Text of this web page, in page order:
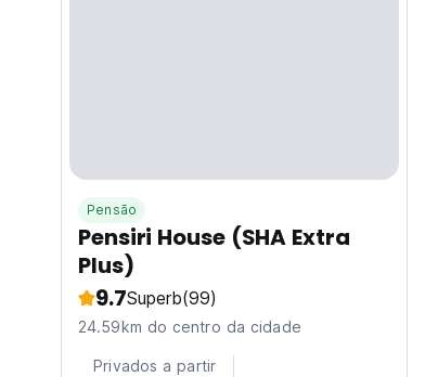
Pensão
Pensiri House (SHA Extra
Plus)
9.7Superb(99)
24.59km do centro da cidade
Privados a partir